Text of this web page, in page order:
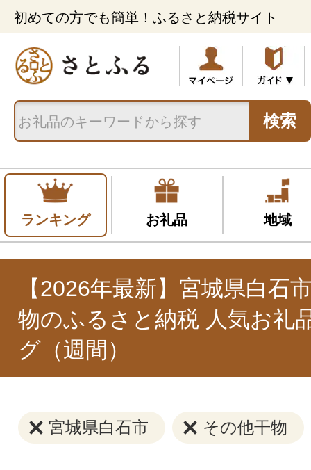
初めての方でも簡単！ふるさと納税サイト
検索
ランキング お礼品 地域
【2026年最新】宮城県白石
物のふるさと納税 人気お礼
グ（週間）
宮城県白石市 その他干物